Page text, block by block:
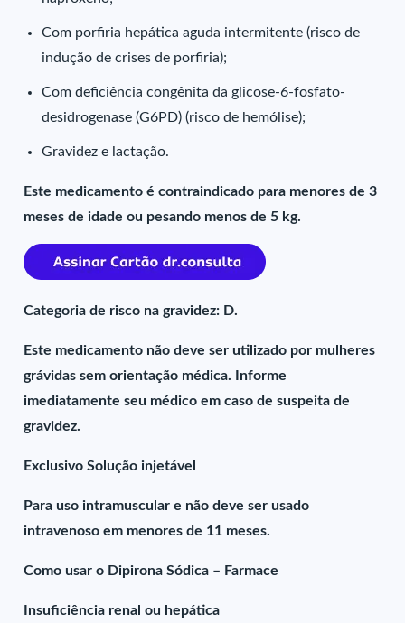
Com porfiria hepática aguda intermitente (risco de
indução de crises de porfiria);
Com deficiência congênita da glicose-6-fosfato-
desidrogenase (G6PD) (risco de hemólise);
Gravidez e lactação.
Este medicamento é contraindicado para menores de 3
meses de idade ou pesando menos de 5 kg.
Categoria de risco na gravidez: D.
Este medicamento não deve ser utilizado por mulheres
grávidas sem orientação médica. Informe
imediatamente seu médico em caso de suspeita de
gravidez.
Exclusivo Solução injetável
Para uso intramuscular e não deve ser usado
intravenoso em menores de 11 meses.
Como usar o Dipirona Sódica – Farmace
Insuficiência renal ou hepática